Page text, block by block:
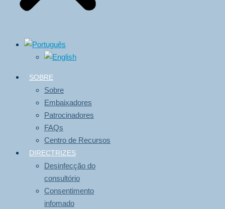
SOBRE
Sobre
Embaixadores
Patrocinadores
FAQs
Centro de Recursos
DIRECTRIZES
Desinfecção do
consultório
Consentimento
infomado